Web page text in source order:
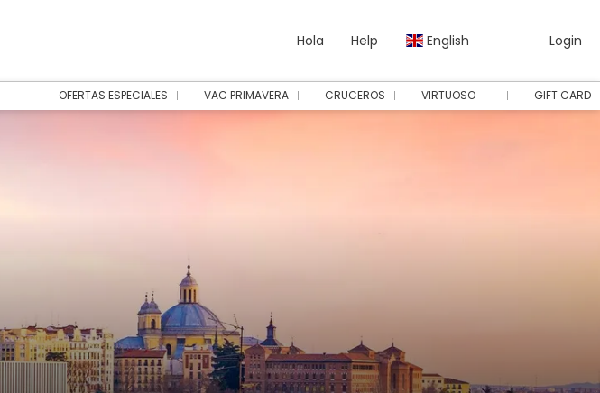
Hola Help English Login
OFERTAS ESPECIALES VAC PRIMAVERA CRUCEROS VIRTUOSO GIFT CARD